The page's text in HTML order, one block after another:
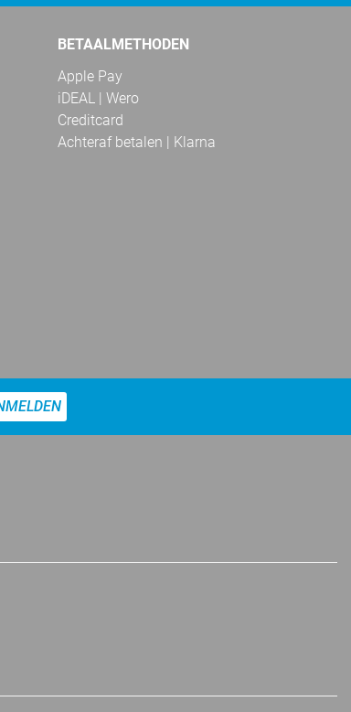
BETAALMETHODEN
Apple Pay
iDEAL | Wero
Creditcard
Achteraf betalen | Klarna